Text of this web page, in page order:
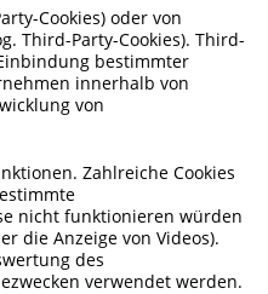
Cookies) oder von
Third-Party-Cookies). Third-
bestimmter
innerhalb von
von
Zahlreiche Cookies
nicht funktionieren würden
die Anzeige von Videos).
des
verwendet werden.